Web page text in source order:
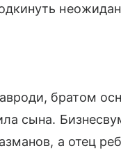
братом
сына.
а отец